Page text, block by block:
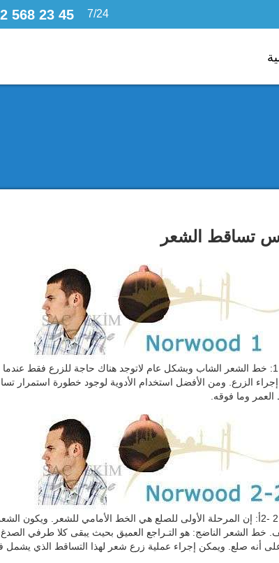
7/24 bizi arayabilirsiniz,
568 23 45
تساقط الشعر
نوروود 1: خط الشعر الشاب وبشكل عام لاتوجد هناك حاجة للزرع فقط
الزرع. ومن الأفضل استخدام الأدوية لوجود خطورة استمرار
وما فوقه.
نوروود 2 -2أ: إن المرحلة الأولى للصلع هي الخط الأمامي للشعر.
خط الشعر الناضج: هو التـراجع العميق بحيث يبقى كلا طرفي
أنه صلع. ويمكن إجراء عملية زرع شعر لهذا التساقط الذي يشمل فقط الزايا بواسطة 1700-2400